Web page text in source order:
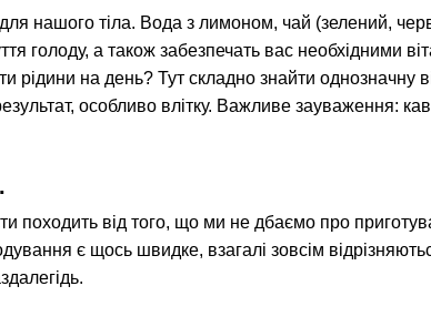
для нашого тіла. Вода з лимоном, чай (зелений,
голоду, а також забезпечать вас необхідними
рідини на день? Тут складно знайти однозначну
особливо влітку. Важливе зауваження:
походить від того, що ми не дбаємо про
є щось швидке, взагалі зовсім